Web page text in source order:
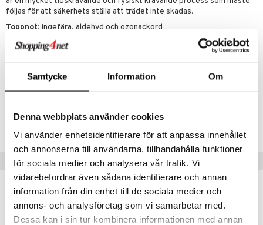
Samtycke Information Om
Denna webbplats använder cookies
Vi använder enhetsidentifierare för att anpassa innehållet
och annonserna till användarna, tillhandahålla funktioner
för sociala medier och analysera vår trafik. Vi
vidarebefordrar även sådana identifierare och annan
information från din enhet till de sociala medier och
annons- och analysföretag som vi samarbetar med.
Dessa kan i sin tur kombinera informationen med annan
följas för att säkerhets ställa att trädet inte skadas.
Toppnot: ingefära, aldehyd och ozonackord
: mynta och peppriga ackord
Basnot: mysk, benzoin och vetiver
Artikelnr
Lägsta pris senaste 30 dagarna: 459 kr
Populära produkter